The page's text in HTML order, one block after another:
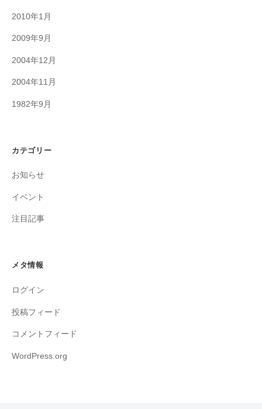
2010年1月
2009年9月
2004年12月
2004年11月
1982年9月
カテゴリー
お知らせ
イベント
注目記事
メタ情報
ログイン
投稿フィード
コメントフィード
WordPress.org